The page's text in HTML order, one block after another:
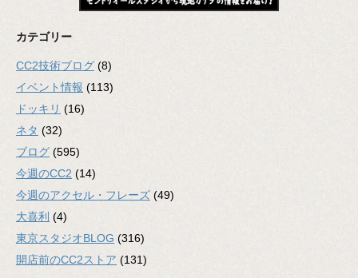
カテゴリー
CC2技術ブログ (8)
イベント情報 (113)
ドッキリ (16)
ネタ (32)
ブログ (595)
今週のCC2 (14)
今週のアクセル・フレーズ (49)
大喜利 (4)
東京スタジオBLOG (316)
開店前のCC2ストア (131)